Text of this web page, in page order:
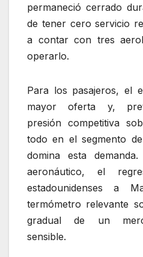
permaneció cerrado
de tener cero servicio
a contar con tres
operarlo.
Para los pasajeros, el
mayor oferta y,
presión competitiva
todo en el segmento
domina esta
aeronáutico, el
estadounidenses a
termómetro relevante
gradual de un
sensible.